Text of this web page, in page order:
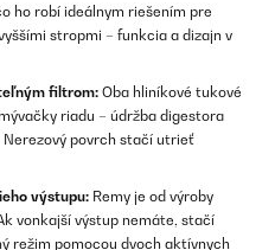
ho robí ideálnym riešením pre
stropmi – funkcia a dizajn v
filtrom:Oba hliníkové tukové
riadu – údržba digestora
povrch stačí utrieť
výstupu: Remy je od výroby
vonkajší výstup nemáte, stačí
režim pomocou dvoch aktívnych